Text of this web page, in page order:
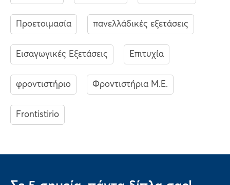
Προετοιμασία πανελλάδικές εξετάσεις
Εισαγωγικές Εξετάσεις Επιτυχία
φροντιστήριο Φροντιστήρια Μ.Ε.
Frontistirio